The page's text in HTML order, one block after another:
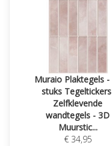
Muraio Plaktegels -
stuks
Zelfklevende
wandtegels - 3D
Muurstic...
€ 34,95